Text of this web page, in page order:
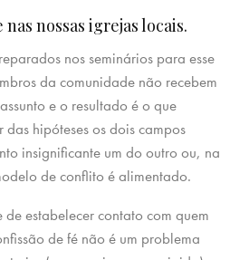
nossas igrejas locais.
nos seminários para esse
da comunidade não recebem
e o resultado é o que
das hipóteses os dois campos
insignificante um do outro ou, na
de conflito é alimentado.
estabelecer contato com quem
de fé não é um problema